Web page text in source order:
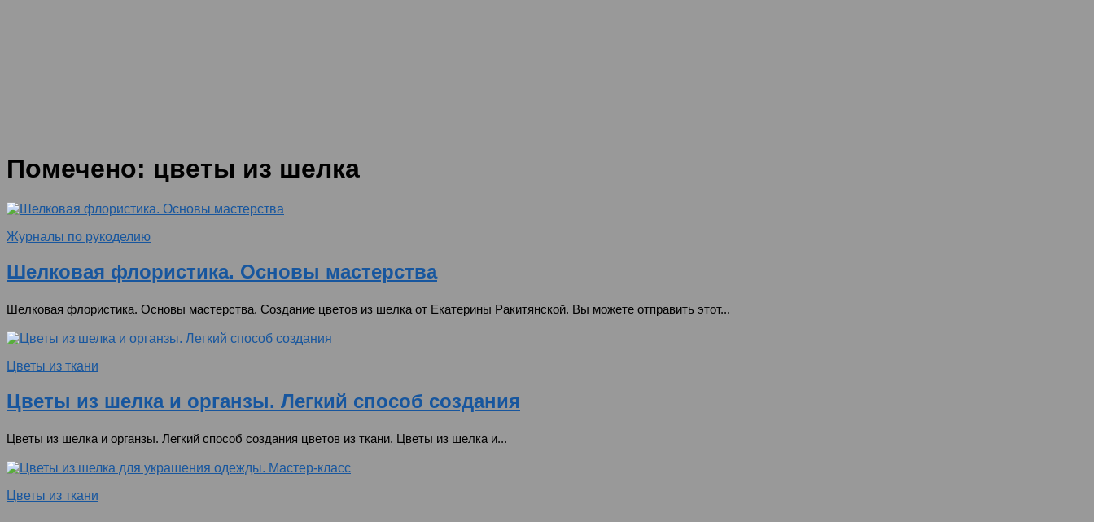
Помечено: цветы из шелка
Журналы по рукоделию
Шелковая флористика. Основы мастерства
Шелковая флористика. Основы мастерства. Создание цветов из шелка от Екатерины Ракитянской. Вы можете отправить этот...
Цветы из ткани
Цветы из шелка и органзы. Легкий способ создания
Цветы из шелка и органзы. Легкий способ создания цветов из ткани. Цветы из шелка и...
Цветы из ткани